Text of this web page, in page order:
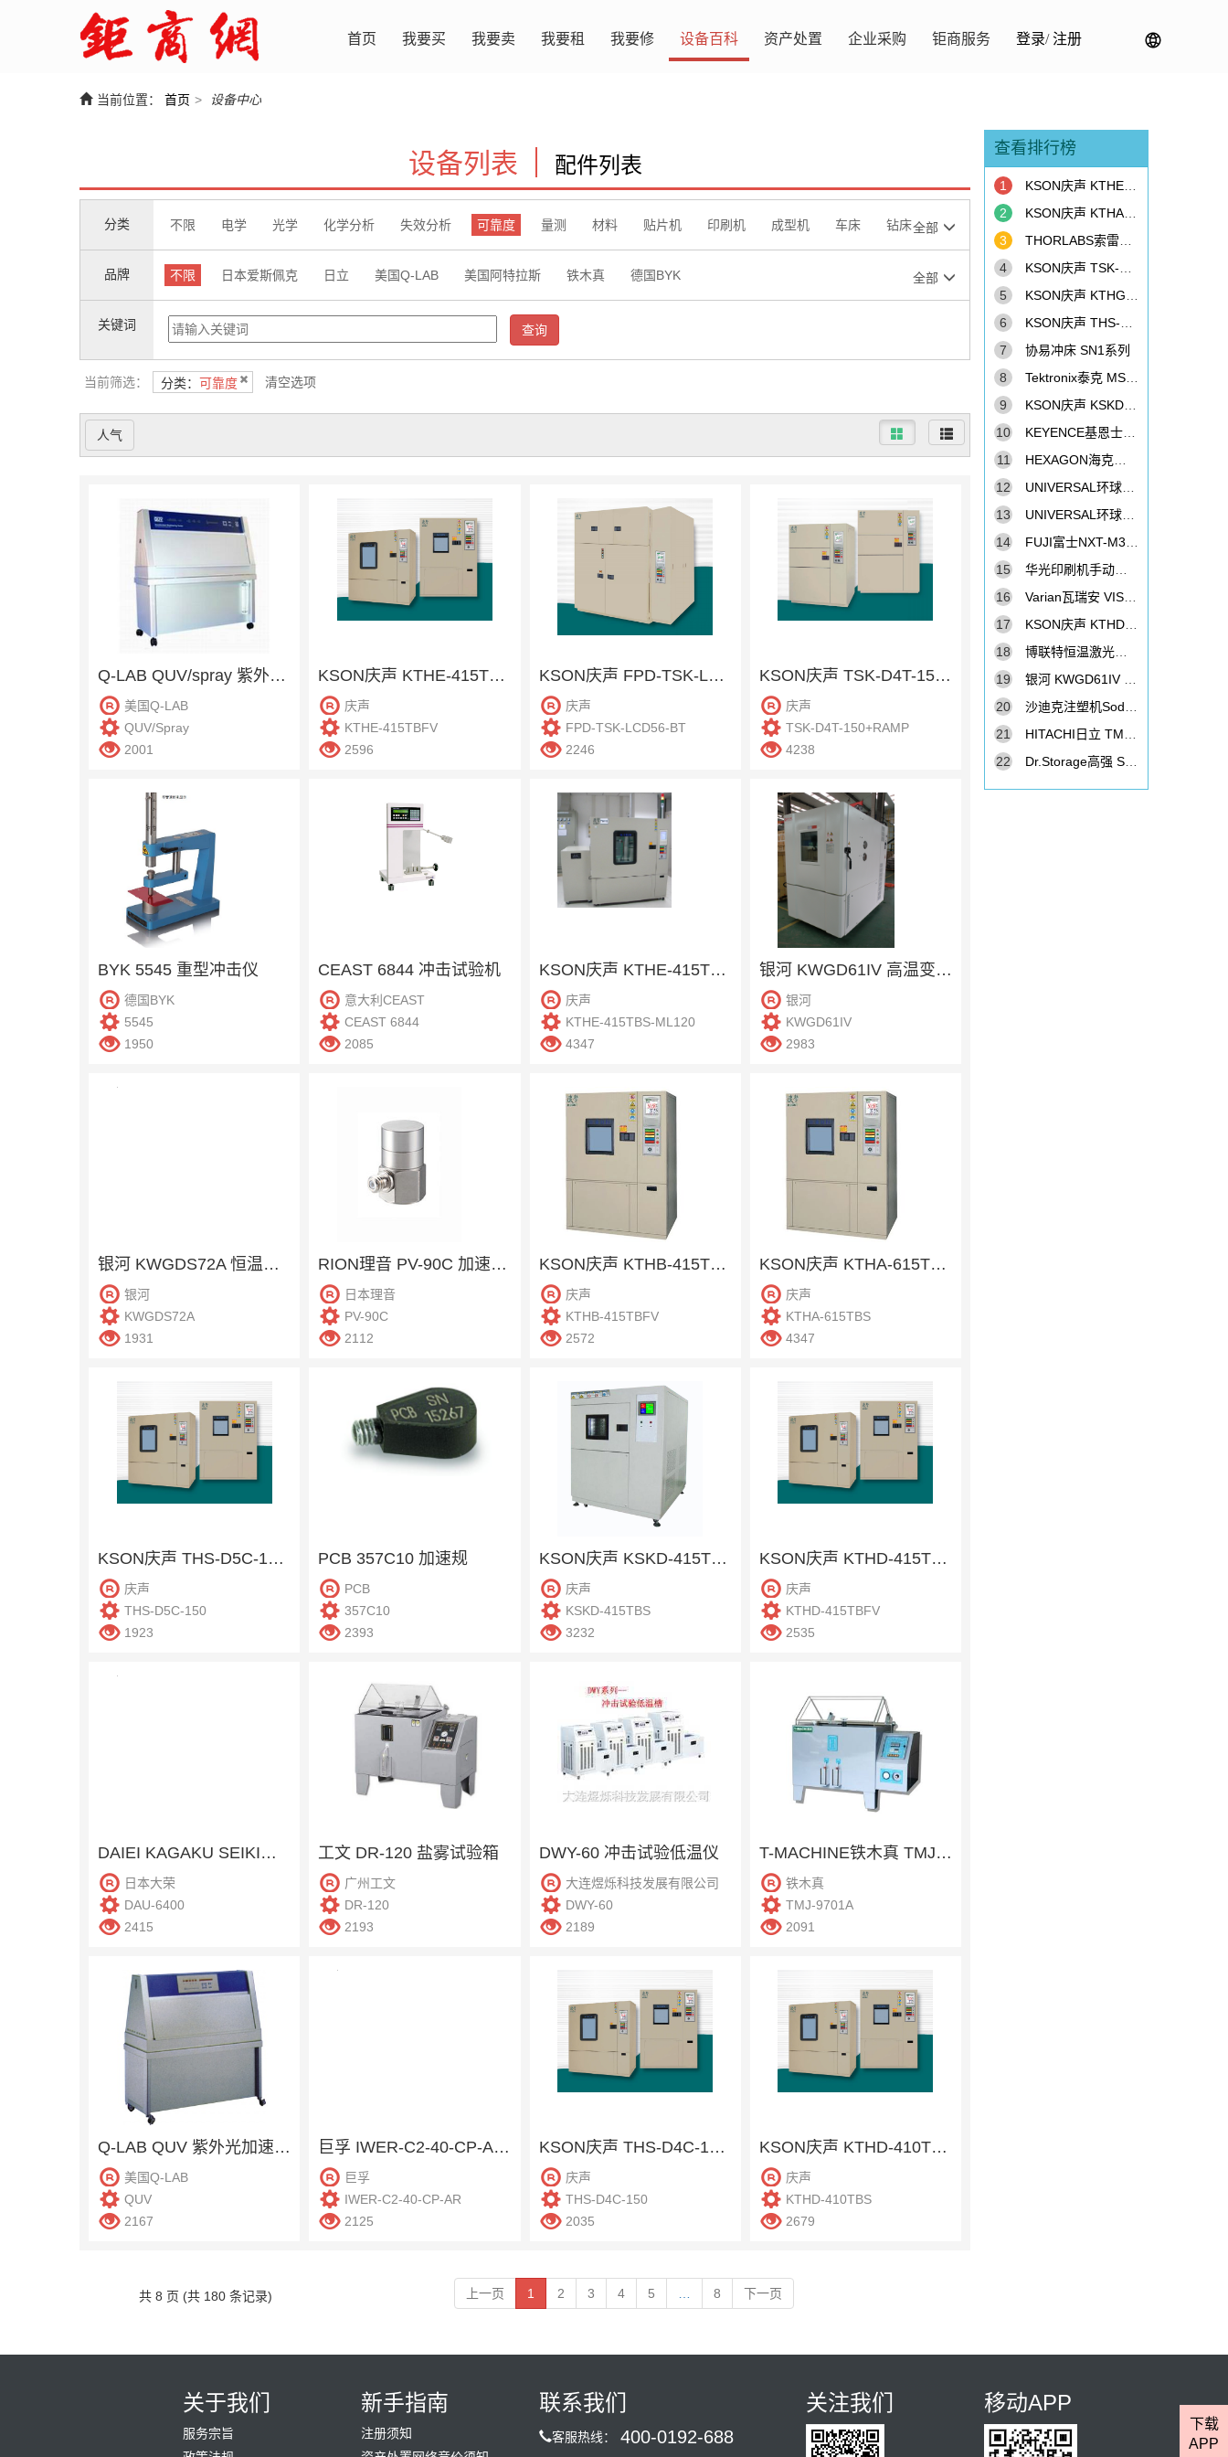
首页 我要买 我要卖 我要租 我要修 设备百科 资产处置 企业采购 钜商服务 登录/注册
下载
APP
当前位置： 首页 > 设备中心
设备列表 配件列表
分类 不限 电学 光学 化学分析 失效分析 可靠度 量测 材料 贴片机 印刷机 成型机 车床 钻床全部
品牌 不限 日本爱斯佩克 日立 美国Q-LAB 美国阿特拉斯 铁木真 德国BYK 全部
关键词 查询
当前筛选： 分类： 可靠度 清空选项
人气
Q-LAB QUV/spray 紫外老化试验箱
美国Q-LAB
QUV/Spray
2001
KSON庆声 KTHE-415TBFV 恒温恒湿柜
庆声
KTHE-415TBFV
2596
KSON庆声 FPD-TSK-LCD56-BT 冷热冲击机
庆声
FPD-TSK-LCD56-BT
2246
KSON庆声 TSK-D4T-150+RAMP 冷热冲击机
庆声
TSK-D4T-150+RAMP
4238
BYK 5545 重型冲击仪
德国BYK
5545
1950
CEAST 6844 冲击试验机
意大利CEAST
CEAST 6844
2085
KSON庆声 KTHE-415TBS-ML120 恒温恒湿柜
庆声
KTHE-415TBS-ML120
4347
银河 KWGD61IV 高温变率温度柜
银河
KWGD61IV
2983
银河 KWGDS72A 恒温恒湿柜
银河
KWGDS72A
1931
RION理音 PV-90C 加速度传感器
日本理音
PV-90C
2112
KSON庆声 KTHB-415TBFV 恒温恒湿柜
庆声
KTHB-415TBFV
2572
KSON庆声 KTHA-615TBS 恒温恒湿柜
庆声
KTHA-615TBS
4347
KSON庆声 THS-D5C-150 恒温恒湿柜
庆声
THS-D5C-150
1923
PCB 357C10 加速规
PCB
357C10
2393
KSON庆声 KSKD-415TBS 冷热冲击机
庆声
KSKD-415TBS
3232
KSON庆声 KTHD-415TBFV 恒温恒湿柜
庆声
KTHD-415TBFV
2535
DAIEI KAGAKU SEIKI大荣 DAU-6400 冲击摆锤法撕破强力试验机
日本大荣
DAU-6400
2415
工文 DR-120 盐雾试验箱
广州工文
DR-120
2193
DWY-60 冲击试验低温仪
大连煜烁科技发展有限公司
DWY-60
2189
T-MACHINE铁木真 TMJ-9701A 塩水喷雾试験机
铁木真
TMJ-9701A
2091
Q-LAB QUV 紫外光加速老化试验机
美国Q-LAB
QUV
2167
巨孚 IWER-C2-40-CP-AR 步入式恒温恒湿柜
巨孚
IWER-C2-40-CP-AR
2125
KSON庆声 THS-D4C-150 恒温恒湿柜
庆声
THS-D4C-150
2035
KSON庆声 KTHD-410TBS 恒温恒湿柜
庆声
KTHD-410TBS
2679
共 8 页 (共 180 条记录) 上一页 1 2 3 4 5 8 下一页
查看排行榜
1
KSON庆声 KTHE-415TBS-ML120 恒温恒湿柜
2
KSON庆声 KTHA-615TBS 恒温恒湿柜
3
THORLABS索雷博 PM100D 光功率计
4
KSON庆声 TSK-D4T-150+RAMP 冷热冲击机
5
KSON庆声 KTHG-415TBS 恒温恒湿柜
6
KSON庆声 THS-D6H+-150-LH 恒温恒湿柜
7
协易冲床 SN1系列
8
Tektronix泰克 MSO4054B 示波器
9
KSON庆声 KSKD-415TBS 冷热冲击机
10
KEYENCE基恩士 VHX-1000C 数码显微镜
11
HEXAGON海克斯康 Global Performance 7107 接触式三次元
12
UNIVERSAL环球GC-30S贴片机
13
UNIVERSAL环球GX11S贴片机
14
FUJI富士NXT-M3II贴片机
15
华光印刷机手动凸版印刷机
16
Varian瓦瑞安 VISTA-PRO 光谱仪
17
KSON庆声 KTHD-715BS 恒温恒湿柜
18
博联特恒温激光锡焊机BTST-30D
19
银河 KWGD61IV 高温变率温度柜
20
沙迪克注塑机Sodick（射出成型机）GA100
21
HITACHI日立 TM3030 台式电子显微镜
22
Dr.Storage高强 SDE-1452 防潮箱
关于我们
服务宗旨
新手指南
注册须知
联系我们
客服热线： 400-0192-688
关注我们 移动APP